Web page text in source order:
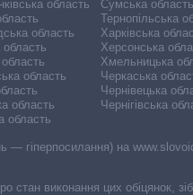
область
область
область
область
область
Сумська область
Тернопільська
Харківська
Херсонська
Хмельницька
Черкаська
Чернівецька
Чернігівська
— гіперпосилання) на
стан виконання цих обіцянок,